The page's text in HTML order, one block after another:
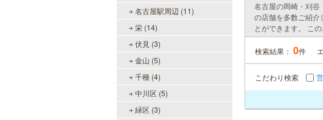
名古屋駅周辺 (11)
栄 (14)
伏見 (3)
金山 (5)
千種 (4)
中川区 (5)
緑区 (3)
名古屋の岡崎・刈谷
の店舗を多数ご紹介
とができます。 こ
検索結果： 0件
こだわり検索